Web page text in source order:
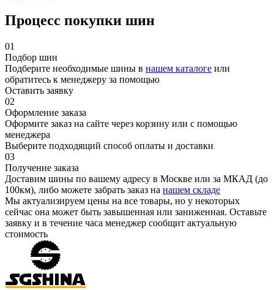
Процесс покупки шин
01
Подбор шин
Подберите необходимые шины в нашем каталоге или
обратитесь к менеджеру за помощью
Оставить заявку
02
Оформление заказа
Оформите заказ на сайте через корзину или с помощью
менеджера
Выберите подходящий способ оплаты и доставки
03
Получение заказа
Доставим шины по вашему адресу в Москве или за МКАД (до
100км), либо можете забрать заказ на нашем складе
Мы актуализируем цены на все товары, но у некоторых
сейчас она может быть завышенная или заниженная. Оставьте
заявку и в течение часа менеджер сообщит актуальную
стоимость